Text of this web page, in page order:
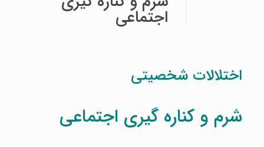
اجتماعی
اختلالات شخصیتی
شرم و کناره گیری اجتماعی